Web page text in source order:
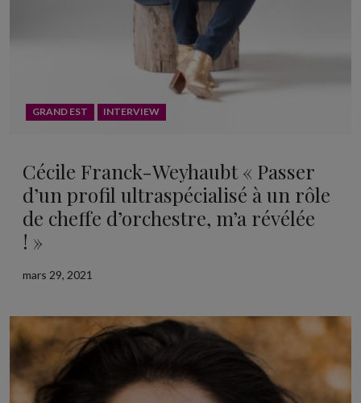
GRAND EST INTERVIEW
Cécile Franck-Weyhaubt « Passer
d’un profil ultraspécialisé à un rôle
de cheffe d’orchestre, m’a révélée
! »
mars 29, 2021